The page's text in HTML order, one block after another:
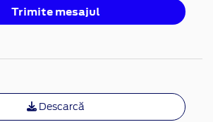
Trimite mesajul
Descarcă